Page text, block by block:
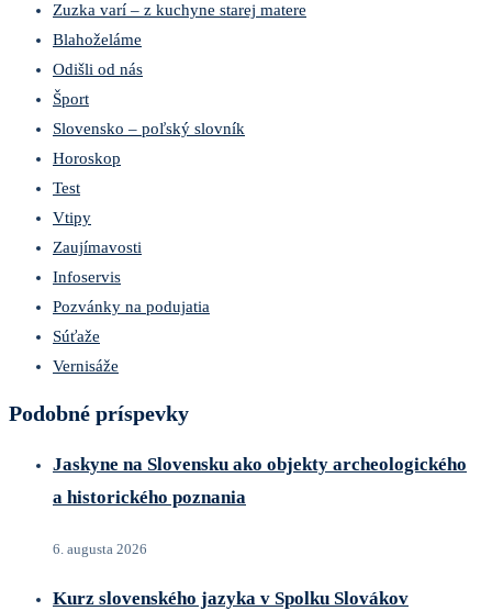
Zuzka varí – z kuchyne starej matere
Blahoželáme
Odišli od nás
Šport
Slovensko – poľský slovník
Horoskop
Test
Vtipy
Zaujímavosti
Infoservis
Pozvánky na podujatia
Súťaže
Vernisáže
Podobné príspevky
Jaskyne na Slovensku ako objekty archeologického
a historického poznania
6. augusta 2026
Kurz slovenského jazyka v Spolku Slovákov